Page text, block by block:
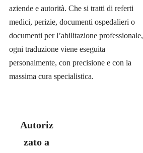
aziende e autorità. Che si tratti di referti
medici, perizie, documenti ospedalieri o
documenti per l’abilitazione professionale,
ogni traduzione viene eseguita
personalmente, con precisione e con la
massima cura specialistica.
Autoriz
zato a